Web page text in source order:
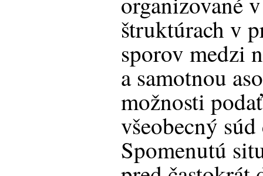
štruktúrach v
sporov medzi
a samotnou
možnosti
všeobecný
Spomenutú